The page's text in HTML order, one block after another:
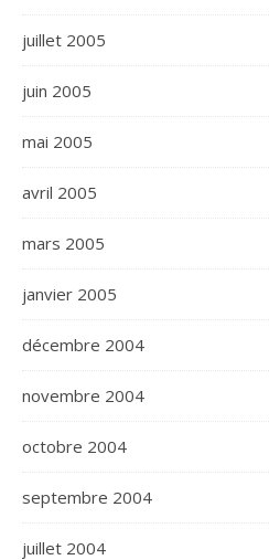
juillet 2005
juin 2005
mai 2005
avril 2005
mars 2005
janvier 2005
décembre 2004
novembre 2004
octobre 2004
septembre 2004
juillet 2004